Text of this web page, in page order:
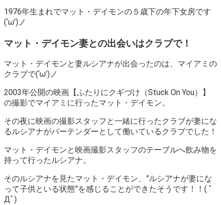
1976年生まれでマット・デイモンの５歳下の年下女房です
(‘ω’)ノ
マット・デイモン妻との出会いはクラブで！
マット・デイモンと妻ルシアナが出会ったのは、マイアミの
クラブで(‘ω’)ノ
2003年公開の映画【ふたりにクギづけ（Stuck On You）】
の撮影でマイアミに行ったマット・デイモン。
その夜に映画の撮影スタッフと一緒に行ったクラブが妻にな
るルシアナがバーテンダーとして働いているクラブでした！
マット・デイモンと映画撮影スタッフのテーブルへ飲み物を
持って行ったルシアナ。
そのルシアナを見たマット・デイモン、 ”ルシアナが妻にな
って子供といる状態”を感じることができたそうです！！( ﾟ
Дﾟ)